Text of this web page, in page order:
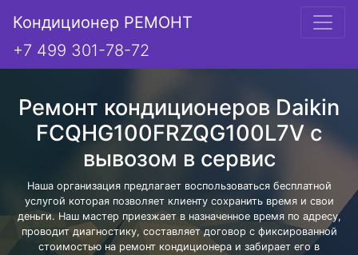
Кондиционер РЕМОНТ
+7 499 301-78-72
Ремонт кондиционеров Daikin
FCQHG100FRZQG100L7V с
вывозом в сервис
Наша организация предлагает воспользоваться бесплатной
услугой которая позволяет клиенту сохранить время и свои
деньги. Наш мастер приезжает в назначенное время по адресу,
проводит диагностику, составляет договор с фиксированной
стоимостью на ремонт кондиционера и забирает его в